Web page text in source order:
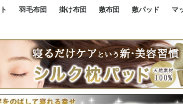
セット 2点セット
3点セット
4点セット
5点セット
6点セット
エクセルゴールド
ロイヤルゴールド
マザーダックダウン
団セット
団セット
セット 2点セット
3点セット
4点セット
6点セット
ット 2点セット
3点セット
羽毛布団
プレミアムゴールド
ロイヤルゴールド
エクセルゴールド
ニューゴールド
マザーダックダウン
マザーグースダウン
スーパーロングサイズ
洗える羽毛布団
肌掛け布団
掛け布団
防ダニ掛け布団
洗える掛け布団
小さい掛け布団
大きい掛け布団
肌掛け布団
敷布団
防ダニ敷布団
小さい敷布団
大きい敷布団
機能性敷布団
敷パッド
シングルサイ
小さい敷パッド
大きい敷パッド
シルク敷パッド
枕パッド
シルク枕パッド
除湿シート
接触冷感パッド
暖かパッド
ガーゼケット
オーガニック
ベッドパッド
パッドセット
マ